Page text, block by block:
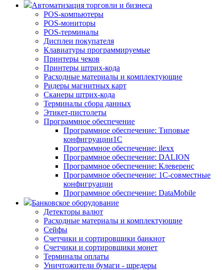
Автоматизация торговли и бизнеса
POS-компьютеры
POS-мониторы
POS-терминалы
Дисплеи покупателя
Клавиатуры программируемые
Принтеры чеков
Принтеры штрих-кода
Расходные материалы и комплектующие
Ридеры магнитных карт
Сканеры штрих-кода
Терминалы сбора данных
Этикет-пистолеты
Программное обеспечение
Программное обеспечение: Типовые
конфигруации1С
Программное обеспечение: ilexx
Программное обеспечение: DALION
Программное обеспечение: Клеверенс
Программное обеспечение: 1С-совместные
конфигруации
Программное обеспечение: DataMobile
Банковское оборудование
Детекторы валют
Расходные материалы и комплектующие
Сейфы
Счетчики и сортировщики банкнот
Счетчики и сортировщики монет
Терминалы оплаты
Уничтожители бумаги - шредеры